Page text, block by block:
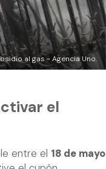
al gas - Agencia Uno.
el
entre el 18 de mayo